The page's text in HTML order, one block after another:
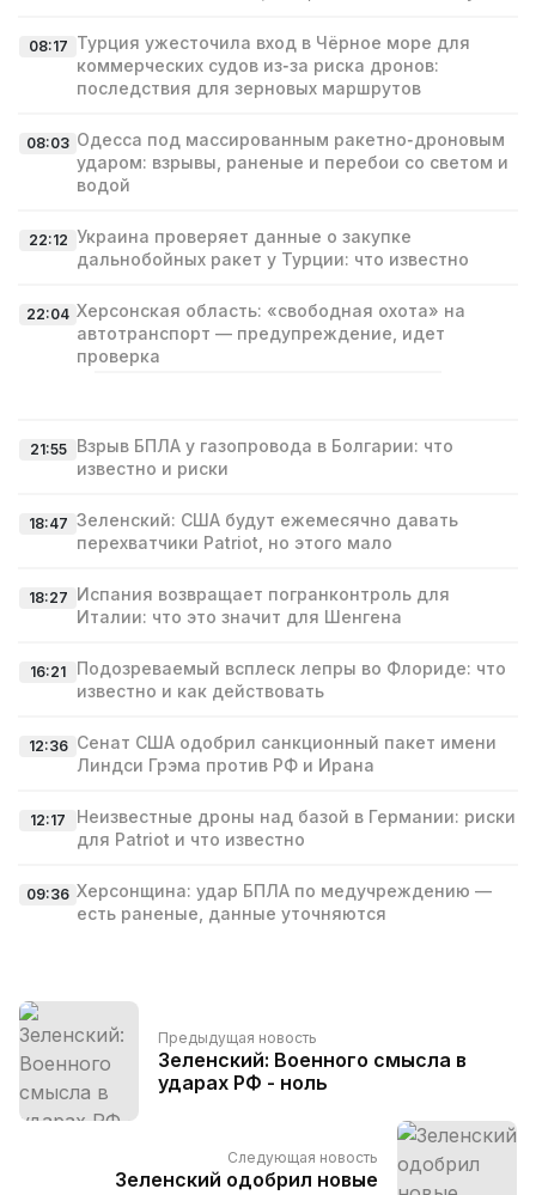
08:17 Турция ужесточила вход в Чёрное море для
коммерческих судов из‑за риска дронов:
последствия для зерновых маршрутов
08:03 Одесса под массированным ракетно‑дроновым
ударом: взрывы, раненые и перебои со светом и
водой
22:12 Украина проверяет данные о закупке
дальнобойных ракет у Турции: что известно
22:04 Херсонская область: «свободная охота» на
автотранспорт — предупреждение, идет
проверка
21:55
Взрыв БПЛА у газопровода в Болгарии: что
известно и риски
18:47 Зеленский: США будут ежемесячно давать
перехватчики Patriot, но этого мало
18:27 Испания возвращает погранконтроль для
Италии: что это значит для Шенгена
16:21
Подозреваемый всплеск лепры во Флориде: что
известно и как действовать
12:36 Сенат США одобрил санкционный пакет имени
Линдси Грэма против РФ и Ирана
12:17
Неизвестные дроны над базой в Германии: риски
для Patriot и что известно
09:36 Херсонщина: удар БПЛА по медучреждению —
есть раненые, данные уточняются
Предыдущая новость
Зеленский: Военного смысла в
ударах РФ - ноль
Следующая новость
Зеленский одобрил новые